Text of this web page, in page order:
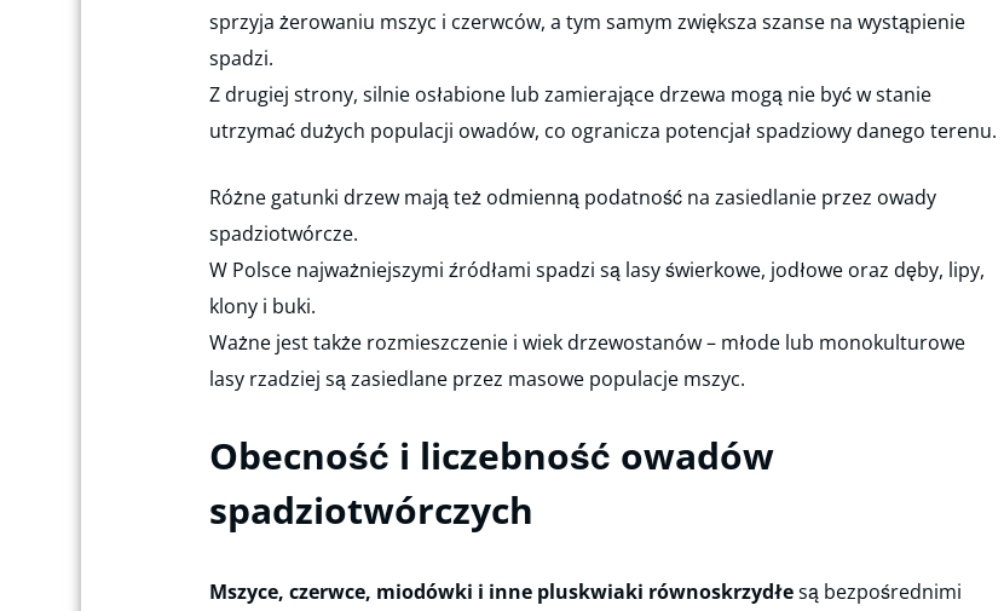
sprzyja żerowaniu mszyc i czerwców, a tym samym zwiększa szanse na wystąpienie
spadzi.
Z drugiej strony, silnie osłabione lub zamierające drzewa mogą nie być w stanie
utrzymać dużych populacji owadów, co ogranicza potencjał spadziowy danego terenu.
Różne gatunki drzew mają też odmienną podatność na zasiedlanie przez owady
spadziotwórcze.
W Polsce najważniejszymi źródłami spadzi są lasy świerkowe, jodłowe oraz dęby, lipy,
klony i buki.
Ważne jest także rozmieszczenie i wiek drzewostanów – młode lub monokulturowe
lasy rzadziej są zasiedlane przez masowe populacje mszyc.
Obecność i liczebność owadów
spadziotwórczych
Mszyce, czerwce, miodówki i inne pluskwiaki równoskrzydłesą bezpośrednimi